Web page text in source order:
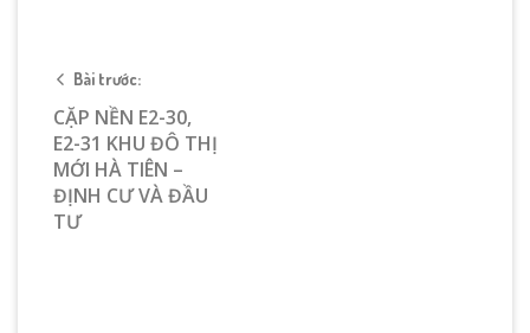
Bài trước:
CẶP NỀN E2-30,
E2-31 KHU ĐÔ THỊ
MỚI HÀ TIÊN –
ĐỊNH CƯ VÀ ĐẦU
TƯ